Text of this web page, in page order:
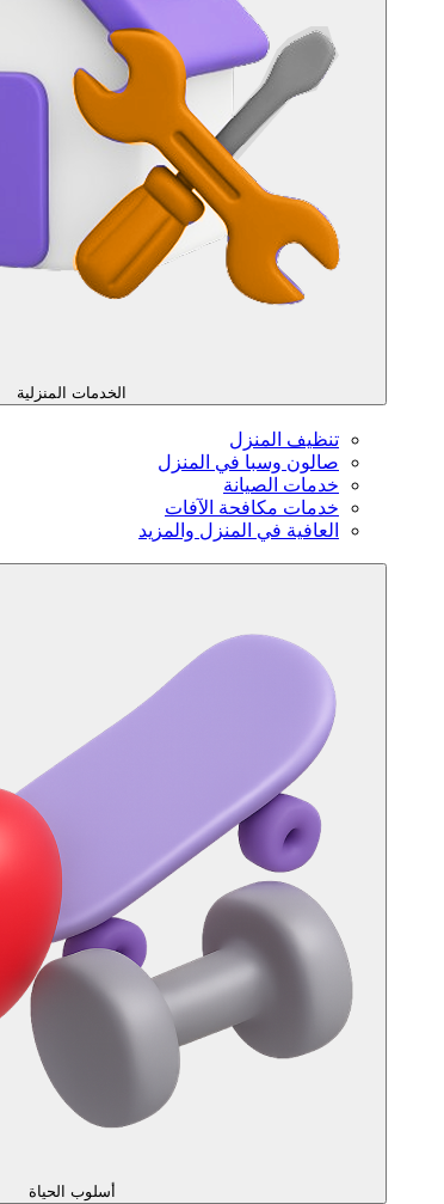
الخدمات المنزلية
تنظيف المنزل
صالون وسبا في المنزل
خدمات الصيانة
خدمات مكافحة الآفات
العافية في المنزل والمزيد
أسلوب الحياة